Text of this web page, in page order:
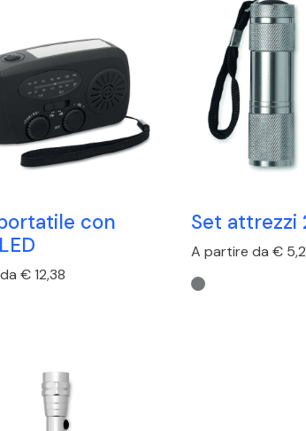
con
€ 12,38
Set attrezzi
A partire da €